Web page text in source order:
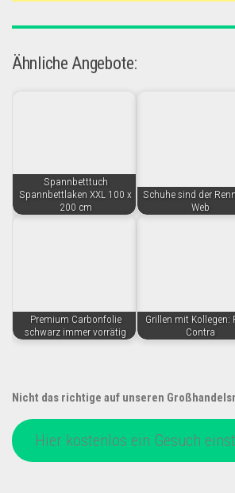
Ähnliche Angebote:
Spannbetttuch
Spannbettlaken XXL 100 x
200 cm
Schuhe sind der
Web
Premium Carbonfolie
schwarz immer vorrätig
Grillen mit Kollegen:
Contra
Nicht das richtige auf unseren
Hier kostenlos ein Gesuch